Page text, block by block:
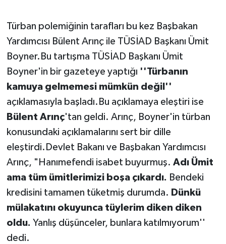
Türban polemiğinin tarafları bu kez Başbakan
Yardımcısı Bülent Arınç ile TÜSİAD Başkanı Ümit
Boyner.Bu tartışma TÜSİAD Başkanı Ümit
Boyner'in bir gazeteye yaptığı ''Türbanın
kamuya gelmemesi mümkün değil''
açıklamasıyla başladı.Bu açıklamaya eleştiri ise
Bülent Arınç'tan geldi. Arınç, Boyner'in türban
konusundaki açıklamalarını sert bir dille
eleştirdi.Devlet Bakanı ve Başbakan Yardımcısı
Arınç, "Hanımefendi isabet buyurmuş. Adı Ümit
ama tüm ümitlerimizi boşa çıkardı. Bendeki
kredisini tamamen tüketmiş durumda. Dünkü
mülakatını okuyunca tüylerim diken diken
oldu. Yanlış düşünceler, bunlara katılmıyorum''
dedi.